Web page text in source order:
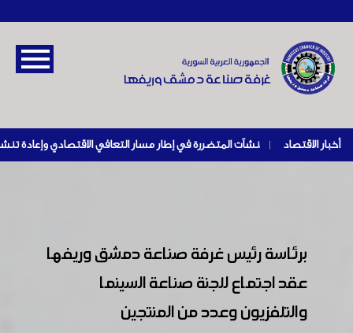
أخبار الاقتصاد |
برئاسة رئيس غرفة صناعة دمشق وريفها
عقد اجتماع للجنة صناعة السينما
والتلفزيون وعدد من المنتجين